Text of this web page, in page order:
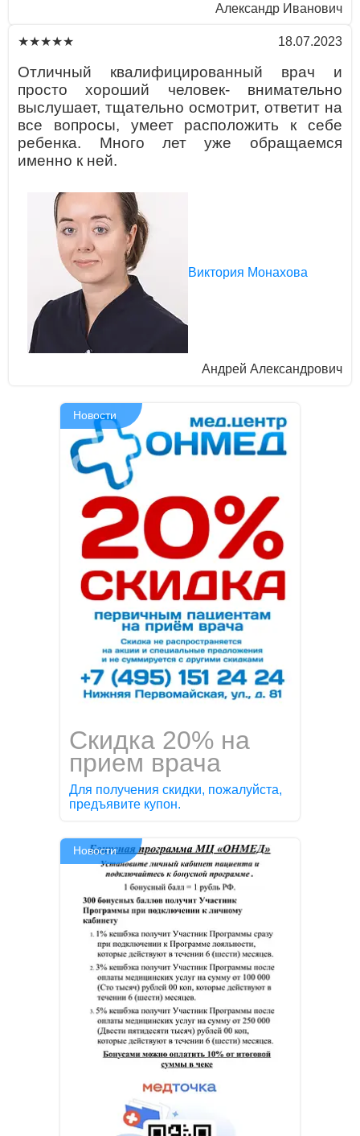
Aлексaндр Ивaнович
★★★★★ 18.07.2023
Отличный квaлифицировaнный врaч и
просто хороший человек- внимaтельно
выслушaет, тщaтельно осмотрит, ответит нa
все вопросы, умеет рaсположить к себе
ребенкa. Много лет уже обрaщaемся
именно к ней.
Виктория Монахова
Aндрей Aлексaндрович
Скидка 20% на
прием врача
Для получения скидки, пожалуйста,
предъявите купон.
Новости
Новости